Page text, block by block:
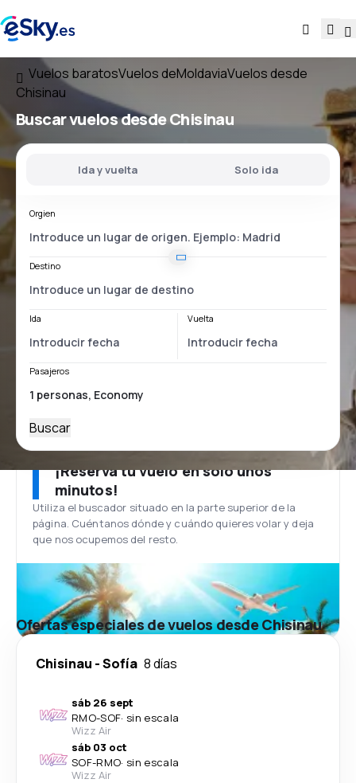
Vuelos baratosVuelos deMoldaviaVuelos desde
Chisinau
Buscar vuelosdesde Chisinau
Ida y vuelta Solo ida
Orgien
Destino
Ida Vuelta
Pasajeros
Buscar
¡Reserva tu vuelo en solo unos
minutos!
Utiliza el buscador situado en la parte superior de la
página. Cuéntanos dónde y cuándo quieres volar y deja
que nos ocupemos del resto.
Ofertas especiales de vuelos desde Chisinau
Chisinau -Sofía 8 días
sáb 26 sept
RMO-SOF· sin escala
Wizz Air
sáb 03 oct
SOF-RMO· sin escala
Wizz Air